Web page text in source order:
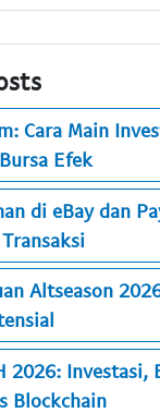
Cara Main
Efek
di eBay dan
Altseason
2026: Investasi,
Blockchain